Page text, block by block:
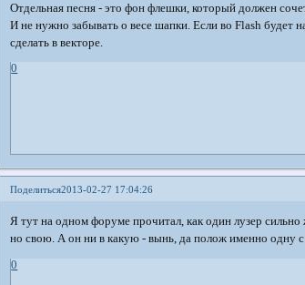
Отдельная песня - это фон флешки, который должен
И не нужно забывать о весе шапки. Если во Flash будет
сделать в векторе.
0
Поделиться2013-02-27 17:04:26
Я тут на одном форуме прочитал, как один лузер сильно
но свою. А он ни в какую - вынь, да полож именно одну
0